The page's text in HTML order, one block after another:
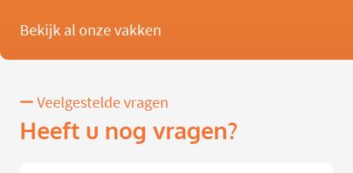
Bekijk al onze vakken
Veelgestelde vragen
Heeft u nog vragen?